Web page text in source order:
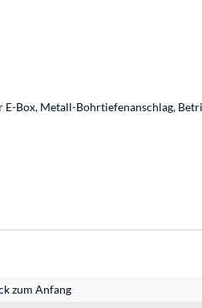
Box, Metall-Bohrtiefenanschlag,
zum Anfang